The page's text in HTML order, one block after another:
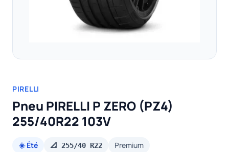
PIRELLI
Pneu PIRELLI P ZERO (PZ4)
255/40R22 103V
☀️ Été 📐 255/40 R22 Premium